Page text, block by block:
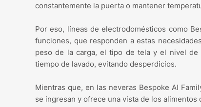
constantemente la puerta o mantener
Por eso, líneas de electrodomésticos como
funciones, que responden a estas
peso de la carga, el tipo de tela y el nivel de
tiempo de lavado, evitando desperdicios.
Mientras que, en las neveras Bespoke AI
se ingresan y ofrece una vista de los